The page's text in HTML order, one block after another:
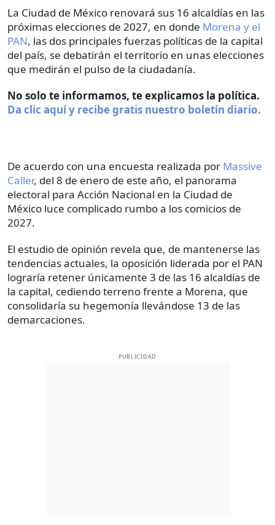
La Ciudad de México renovará sus 16 alcaldías en las
próximas elecciones de 2027, en donde Morena y el
PAN, las dos principales fuerzas políticas de la capital
del país, se debatirán el territorio en unas elecciones
que medirán el pulso de la ciudadanía.
No solo te informamos, te explicamos la política.
Da clic aquí y recibe gratis nuestro boletín diario.
De acuerdo con una encuesta realizada por Massive
Caller, del 8 de enero de este año, el panorama
electoral para Acción Nacional en la Ciudad de
México luce complicado rumbo a los comicios de
2027.
El estudio de opinión revela que, de mantenerse las
tendencias actuales, la oposición liderada por el PAN
lograría retener únicamente 3 de las 16 alcaldías de
la capital, cediendo terreno frente a Morena, que
consolidaría su hegemonía llevándose 13 de las
demarcaciones.
PUBLICIDAD